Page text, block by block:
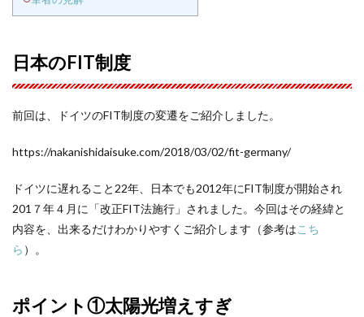
日本のFIT制度
前回は、ドイツのFIT制度の変遷をご紹介しました。
https://nakanishidaisuke.com/2018/03/02/fit-germany/
ドイツに遅れること22年、日本でも2012年にFIT制度が開始され
201７年４月に「改正FIT法施行」されました。今回はその経緯と
内容を、出来るだけわかりやすくご紹介します（参考はこち
ら ）。
ポイント①太陽光増えすぎ